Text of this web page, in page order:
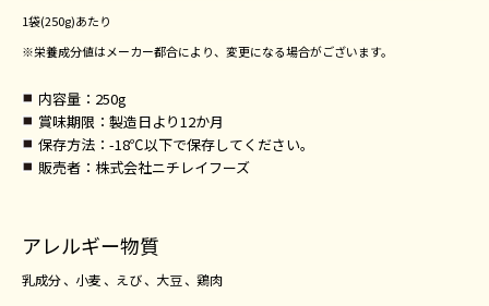
1袋(250g)あたり
※栄養成分値はメーカー都合により、変更になる場合がございます。
内容量 ：250g
賞味期限 ：製造日より12か月
保存方法 ：-18℃以下で保存してください。
販売者 ：株式会社ニチレイフーズ
アレルギー物質
乳成分 小麦 えび 大豆 鶏肉